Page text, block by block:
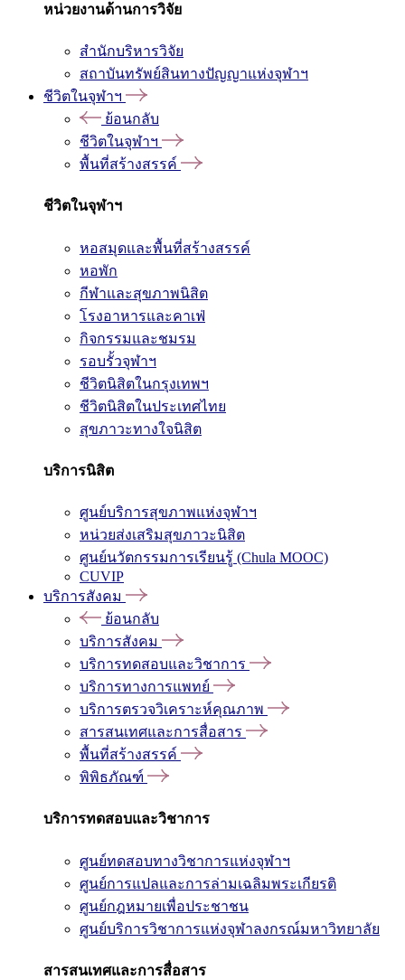
หน่วยงานด้านการวิจัย
สำนักบริหารวิจัย
สถาบันทรัพย์สินทางปัญญาแห่งจุฬาฯ
ชีวิตในจุฬาฯ
ย้อนกลับ
ชีวิตในจุฬาฯ
พื้นที่สร้างสรรค์
ชีวิตในจุฬาฯ
หอสมุดและพื้นที่สร้างสรรค์
หอพัก
กีฬาและสุขภาพนิสิต
โรงอาหารและคาเฟ่
กิจกรรมและชมรม
รอบรั้วจุฬาฯ
ชีวิตนิสิตในกรุงเทพฯ
ชีวิตนิสิตในประเทศไทย
สุขภาวะทางใจนิสิต
บริการนิสิต
ศูนย์บริการสุขภาพแห่งจุฬาฯ
หน่วยส่งเสริมสุขภาวะนิสิต
ศูนย์นวัตกรรมการเรียนรู้ (Chula MOOC)
CUVIP
บริการสังคม
ย้อนกลับ
บริการสังคม
บริการทดสอบและวิชาการ
บริการทางการแพทย์
บริการตรวจวิเคราะห์คุณภาพ
สารสนเทศและการสื่อสาร
พื้นที่สร้างสรรค์
พิพิธภัณฑ์
บริการทดสอบและวิชาการ
ศูนย์ทดสอบทางวิชาการแห่งจุฬาฯ
ศูนย์การแปลและการล่ามเฉลิมพระเกียรติ
ศูนย์กฎหมายเพื่อประชาชน
ศูนย์บริการวิชาการแห่งจุฬาลงกรณ์มหาวิทยาลัย
สารสนเทศและการสื่อสาร